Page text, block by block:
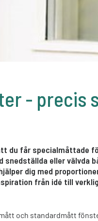
- precis
du får specialmåttade
snedställda eller välvda
dig med
från idé till
och standardmått